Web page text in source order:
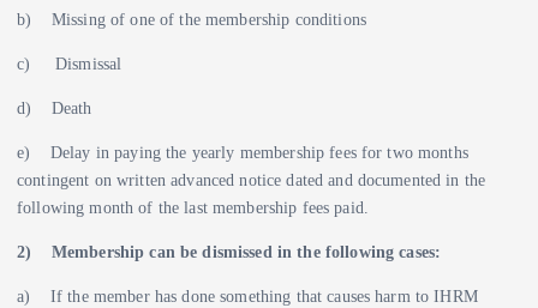
b) Missing of one of the membership conditions
c) Dismissal
d) Death
e) Delay in paying the yearly membership fees for two months
contingent on written advanced notice dated and documented in the
following month of the last membership fees paid.
2) Membership can be dismissed in the following cases:
a) If the member has done something that causes harm to IHRM